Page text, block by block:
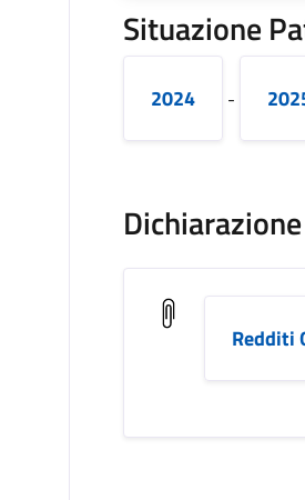
Situazione
2024 -
Redditi